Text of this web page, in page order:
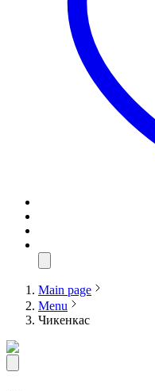
Main page
Menu
Чикенкас